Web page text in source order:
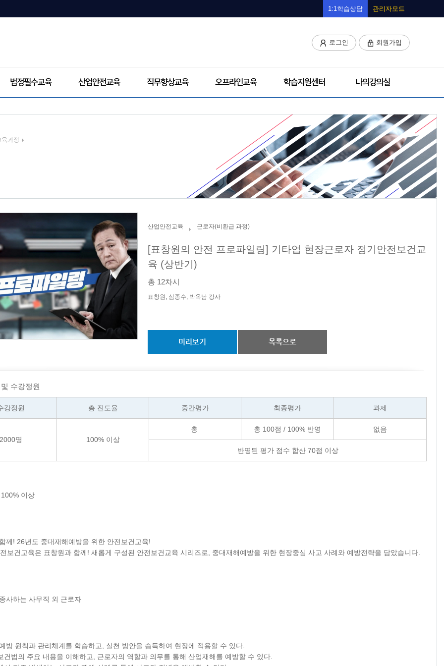
관리자모드
1:1학습상담
로그인 회원가입
법정필수교육 산업안전교육 직무향상교육 오프라인교육 학습지원센터 나의강의실
육과정
산업안전교육 근로자(비환급 과정)
[표창원의 안전 프로파일링] 기타업 현장근로자 정기안전보건교
육 (상반기)
총 12차시
표창원, 심종수, 박옥남 강사
미리보기 목록으로
수강정원
강정원 총 진도율 중간평가 최종평가 과제
명 100% 이상
총 총 100점 / 100% 반영 없음
반영된 평가 점수 합산 70점 이상
100% 이상
께! 26년도 중대재해예방을 위한 안전보건교육!
보건교육은 표창원과 함께! 새롭게 구성된 안전보건교육 시리즈로, 중대재해예방을 위한 현장중심 사고 사례와 예방전략을 담았습니다.
사하는 사무직 외 근로자
방 원칙과 관리체계를 학습하고, 실천 방안을 습득하여 현장에 적용할 수 있다.
건법의 주요 내용을 이해하고, 근로자의 역할과 의무를 통해 산업재해를 예방할 수 있다.